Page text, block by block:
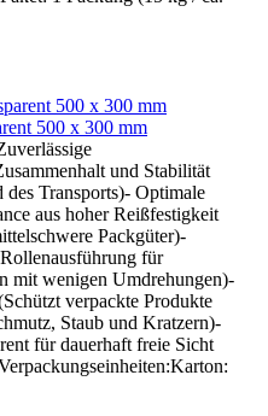
500 x 300 mm
und Stabilität
Transports)- Optimale
aus hoher Reißfestigkeit
Packgüter)-
für
mit wenigen Umdrehungen)-
verpackte Produkte
Staub und Kratzern)-
für dauerhaft freie Sicht